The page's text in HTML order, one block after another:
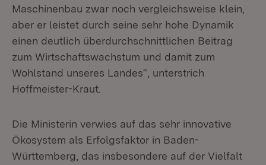
Maschinenbau zwar noch vergleichsweise klein,
aber er leistet durch seine sehr hohe Dynamik
einen deutlich überdurchschnittlichen Beitrag
zum Wirtschaftswachstum und damit zum
Wohlstand unseres Landes“, unterstrich
Hoffmeister-Kraut.
Die Ministerin verwies auf das sehr innovative
Ökosystem als Erfolgsfaktor in Baden-
Württemberg, das insbesondere auf der Vielfalt